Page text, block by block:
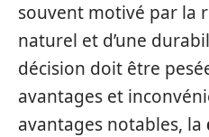
souvent motivé par la
naturel et d’une
décision doit être
avantages et
avantages notables, la